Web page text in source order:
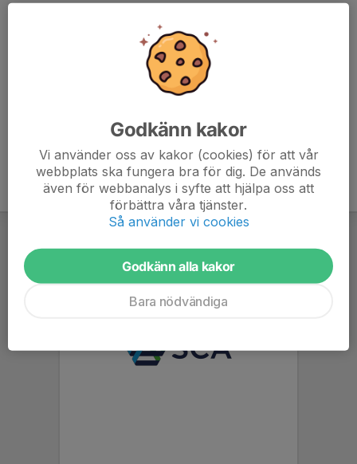
Godkänn kakor
Vi använder oss av kakor (cookies) för att vår
webbplats ska fungera bra för dig. De används
även för webbanalys i syfte att hjälpa oss att
förbättra våra tjänster.
Så använder vi cookies
Godkänn alla kakor
Bara nödvändiga